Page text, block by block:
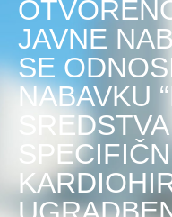
JAVNE
SE
NABAVKU